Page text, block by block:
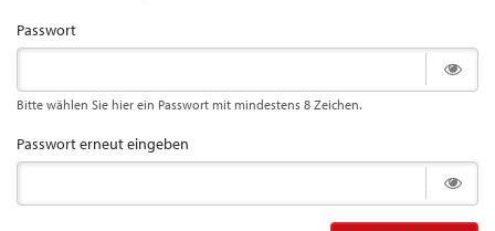
Passwort
Bitte wählen Sie hier ein Passwort mit mindestens 8 Zeichen.
Passwort erneut eingeben